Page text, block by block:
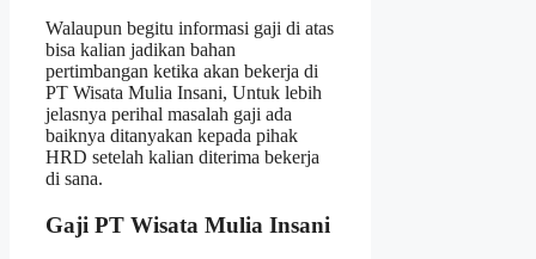
Walaupun begitu informasi gaji di atas
bisa kalian jadikan bahan
pertimbangan ketika akan bekerja di
PT Wisata Mulia Insani, Untuk lebih
jelasnya perihal masalah gaji ada
baiknya ditanyakan kepada pihak
HRD setelah kalian diterima bekerja
di sana.
Gaji PT Wisata Mulia Insani